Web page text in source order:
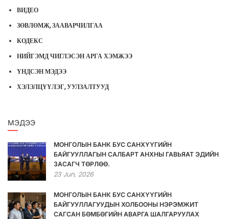
ВИДЕО
ЗӨВЛӨМЖ, ЗААВАРЧИЛГАА
КОДЕКС
НИЙГЭМД ЧИГЛЭСЭН АРГА ХЭМЖЭЭ
ҮНДСЭН МЭДЭЭ
ХЭЛЭЛЦҮҮЛЭГ, УУЛЗАЛТУУД
МЭДЭЭ
МОНГОЛЫН БАНК БУС САНХҮҮГИЙН
БАЙГУУЛЛАГЫН САЛБАРТ АНХНЫ ГАВЬЯАТ ЭДИЙН
ЗАСАГЧ ТӨРЛӨӨ.
23 Jun, 2026
МОНГОЛЫН БАНК БУС САНХҮҮГИЙН
БАЙГУУЛЛАГУУДЫН ХОЛБООНЫ НЭРЭМЖИТ
САГСАН БӨМБӨГИЙН АВАРГА ШАЛГАРУУЛАХ